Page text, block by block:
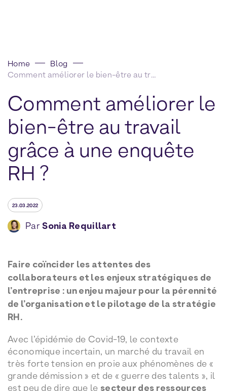
Home
Blog
Comment améliorer le bien-être au travail grâce à une enquête RH ?
Comment améliorer le
bien-être au travail
grâce à une enquête
RH ?
23.03.2022
ParSonia Requillart
Faire coïncider les attentes des
collaborateurs et les enjeux stratégiques de
l’entreprise : un enjeu majeur pour la pérennité
de l’organisation et le pilotage de la stratégie
RH.
Avec l’épidémie de Covid-19, le contexte
économique incertain, un marché du travail en
très forte tension en proie aux phénomènes de «
grande démission » et de « guerre des talents », il
est peu de dire que le